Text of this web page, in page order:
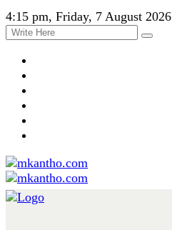
4:15 pm, Friday, 7 August 2026